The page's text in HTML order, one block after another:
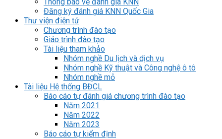
Đăng ký đánh giá KNN Quốc Gia
Thư viện điện tử
Chương trình đào tạo
Giáo trình đào tạo
Tài liệu tham khảo
Nhóm nghề Du lịch và dịch vụ
Nhóm nghề Kỹ thuật và Công nghệ ô tô
Nhóm nghề mỏ
Tài liệu Hệ thống BĐCL
Báo cáo tự đánh giá chương trình đào tạo
Năm 2021
Năm 2022
Năm 2023
Báo cáo tự kiểm định